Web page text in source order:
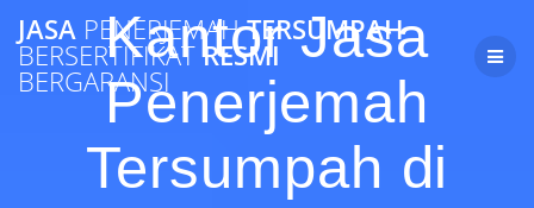
to
content
JASA PENERJEMAHTERSUMPAH
BERSERTIFIKATRESMI
BERGARANSI
Kantor Jasa
Penerjemah
Tersumpah di